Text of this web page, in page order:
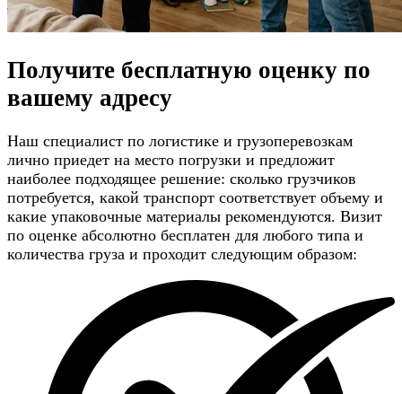
Получите бесплатную оценку по
вашему адресу
Наш специалист по логистике и грузоперевозкам
лично приедет на место погрузки и предложит
наиболее подходящее решение: сколько грузчиков
потребуется, какой транспорт соответствует объему и
какие упаковочные материалы рекомендуются. Визит
по оценке абсолютно бесплатен для любого типа и
количества груза и проходит следующим образом: